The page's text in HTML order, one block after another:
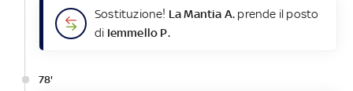
Sostituzione! La Mantia A. prende il posto
di Iemmello P.
78'